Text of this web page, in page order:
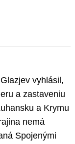
vyhlásil,
a zastaveniu
a Krymu
nemá
Spojenými